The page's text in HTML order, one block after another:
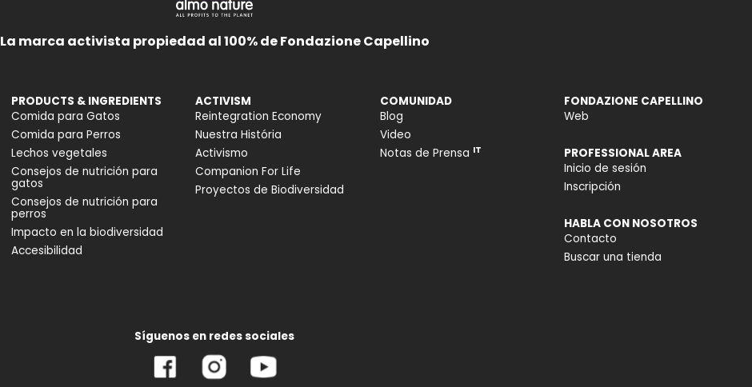
La marca activista propiedad al 100% de Fondazione Capellino
PRODUCTS & INGREDIENTS
Comida para Gatos
Comida para Perros
Lechos vegetales
Consejos de nutrición para
gatos
Consejos de nutrición para
perros
Impacto en la biodiversidad
Accesibilidad
ACTIVISM
Reintegration Economy
Nuestra História
Activismo
Companion For Life
Proyectos de Biodiversidad
COMUNIDAD
Blog
Video
Notas de Prensa IT
FONDAZIONE CAPELLINO
Web
PROFESSIONAL AREA
Inicio de sesión
Inscripción
HABLA CON NOSOTROS
Contacto
Buscar una tienda
Síguenos en redes sociales